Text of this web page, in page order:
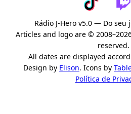
Rádio J-Hero v5.0 — Do seu
Articles and logo are ©
reserved.
All dates are displayed
Design by Elison. Icons by
Política de